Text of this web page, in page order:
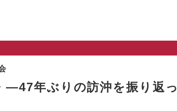
―47年ぶりの訪沖を振り返っ